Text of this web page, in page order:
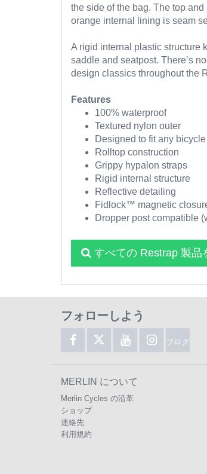
the side of the bag. The top
orange internal lining is seam
A rigid internal plastic structure
saddle and seatpost. There’s
design classics throughout the
Features
100% waterproof
Textured nylon outer
Designed to fit any bicycle
Rolltop construction
Grippy hypalon straps
Rigid internal structure
Reflective detailing
Fidlock™ magnetic
Dropper post compatible
すべての Restrap 製品
フォローしよう
ブログ
MERLIN について
Merlin Cycles の沿革
ショップ
連絡先
利用規約